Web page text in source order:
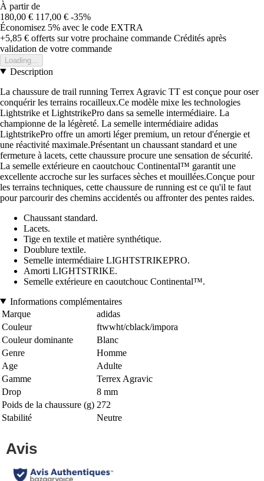
À partir de
180,00 € 117,00 € -35%
Économisez 5% avec le code EXTRA
+5,85 € offerts sur votre prochaine commande Crédités après
validation de votre commande
Loading...
Description
La chaussure de trail running Terrex Agravic TT est conçue pour oser
conquérir les terrains rocailleux.Ce modèle mixe les technologies
Lightstrike et LightstrikePro dans sa semelle intermédiaire. La
championne de la légèreté. La semelle intermédiaire adidas
LightstrikePro offre un amorti léger premium, un retour d'énergie et
une réactivité maximale.Présentant un chaussant standard et une
fermeture à lacets, cette chaussure procure une sensation de sécurité.
La semelle extérieure en caoutchouc Continental™ garantit une
excellente accroche sur les surfaces sèches et mouillées.Conçue pour
les terrains techniques, cette chaussure de running est ce qu'il te faut
pour parcourir des chemins accidentés ou affronter des pentes raides.
Chaussant standard.
Lacets.
Tige en textile et matière synthétique.
Doublure textile.
Semelle intermédiaire LIGHTSTRIKEPRO.
Amorti LIGHTSTRIKE.
Semelle extérieure en caoutchouc Continental™.
Informations complémentaires
Marque
adidas
Couleur
ftwwht/cblack/impora
Couleur dominante
Blanc
Genre
Homme
Age
Adulte
Gamme
Terrex Agravic
Drop
8 mm
Poids de la chaussure (g) 272
Stabilité
Neutre